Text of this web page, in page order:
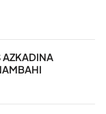
AZKADINA